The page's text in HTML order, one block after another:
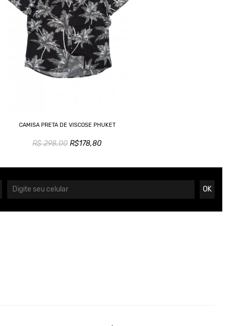
CAMISA PRETA DE VISCOSE PHUKET
R$ 298,00 R$178,80
OK